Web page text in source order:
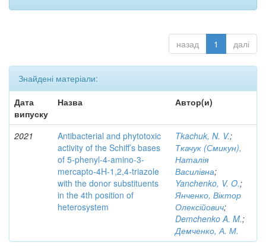
назад 1 далі
Знайдені матеріали:
Дата
випуску
Назва Автор(и)
2021
Antibacterial and phytotoxic
activity of the Schiff’s bases
of 5-phenyl-4-amino-3-
mercapto-4H-1,2,4-triazole
with the donor substituents
in the 4th position of
heterosystem
Tkachuk, N. V.;
Ткачук (Смикун),
Наталія
Василівна;
Yanchenko, V. O.;
Янченко, Віктор
Олексійович;
Demchenko A. M.;
Демченко, А. М.